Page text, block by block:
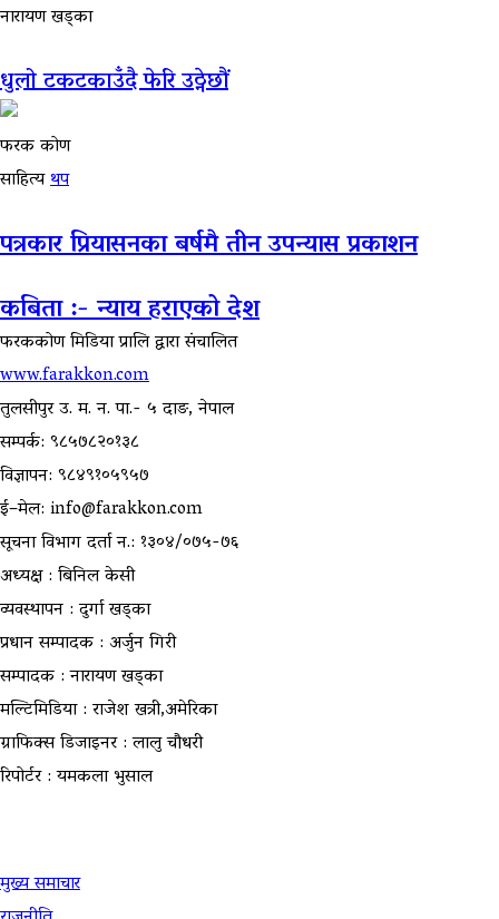
नारायण खड्का
धुलो टकटकाउँदै फेरि उठ्नेछौं
फरक कोण
साहित्यथप
पत्रकार प्रियासनका बर्षमै तीन उपन्यास प्रकाशन
कबिता :- न्याय हराएको देश
फरककोण मिडिया प्रालि द्वारा संचालित
www.farakkon.com
तुलसीपुर उ. म. न. पा.- ५ दाङ, नेपाल
सम्पर्क: ९८५७८२०१३८
विज्ञापन: ९८४९१०५९५७
ई–मेल: info@farakkon.com
सूचना विभाग दर्ता न.: १३०४/०७५-७६
अध्यक्ष : बिनिल केसी
व्यवस्थापन : दुर्गा खड्का
प्रधान सम्पादक : अर्जुन गिरी
सम्पादक : नारायण खड्का
मल्टिमिडिया : राजेश खत्री,अमेरिका
ग्राफिक्स डिजाइनर : लालु चौधरी
रिपोर्टर : यमकला भुसाल
मुख्य समाचार